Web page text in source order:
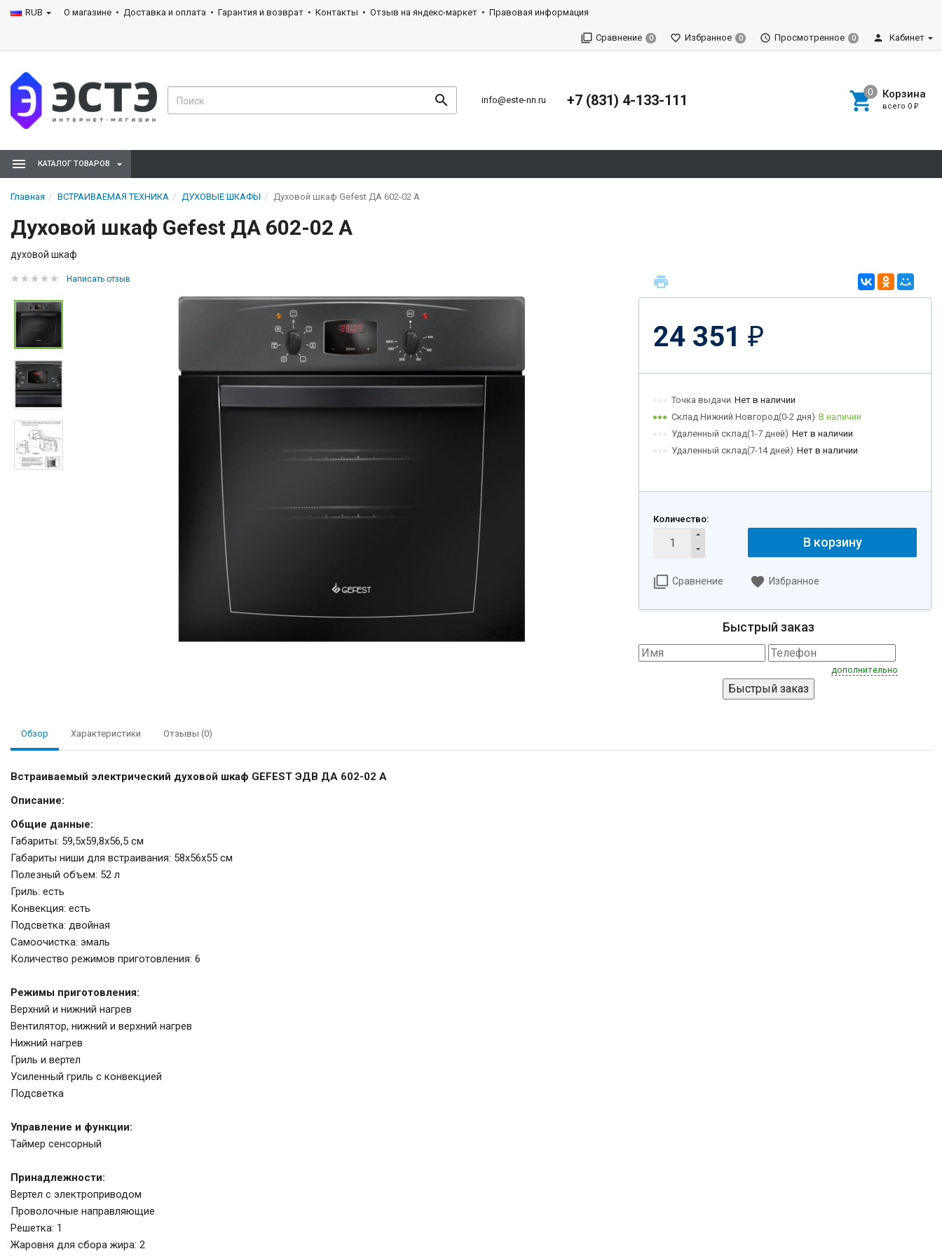
RUB О магазине Доставка и оплата Гарантия и возврат Контакты Отзыв на яндекс-маркет Правовая информация
Сравнение 0 Избранное 0 Просмотренное 0 Кабинет
info@este-nn.ru +7 (831) 4-133-111 Корзина
всего 0 ₽
КАТАЛОГ ТОВАРОВ
Главная ВСТРАИВАЕМАЯ ТЕХНИКА ДУХОВЫЕ ШКАФЫ Духовой шкаф Gefest ДА 602-02 А
Духовой шкаф Gefest ДА 602-02 А
духовой шкаф
Написать отзыв
24 351 ₽
Точка выдачи Нет в наличии
Склад Нижний Новгород(0-2 дня) В наличии
Удаленный склад(1-7 дней) Нет в наличии
Удаленный склад(7-14 дней) Нет в наличии
Количество:
В корзину
Сравнение Избранное
Быстрый заказ
дополнительно
Обзор Характеристики Отзывы (0)
Встраиваемый электрический духовой шкаф GEFEST ЭДВ ДА 602-02 А
Описание:
Общие данные:
Габариты: 59,5х59,8х56,5 см
Габариты ниши для встраивания: 58х56х55 см
Полезный объем: 52 л
Гриль: есть
Конвекция: есть
Подсветка: двойная
Самоочистка: эмаль
Количество режимов приготовления: 6
Режимы приготовления:
Верхний и нижний нагрев
Вентилятор, нижний и верхний нагрев
Нижний нагрев
Гриль и вертел
Усиленный гриль с конвекцией
Подсветка
Управление и функции:
Таймер сенсорный
Принадлежности:
Вертел с электрoприводом
Проволочные направляющие
Решетка: 1
Жаровня для сбора жира: 2